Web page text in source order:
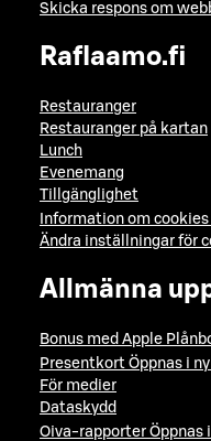
Skicka respons om
Raflaamo.fi
Restauranger
Restauranger på kartan
Lunch
Evenemang
Tillgänglighet
Information om cookies
Ändra inställningar för
Allmänna
Bonus med Apple
Presentkort Öppnas i
För medier
Dataskydd
Oiva-rapporter Öppnas